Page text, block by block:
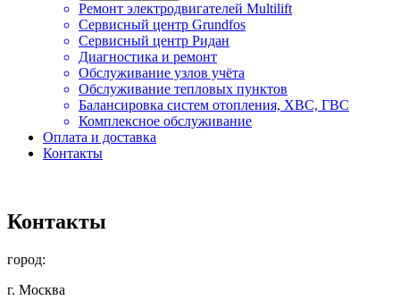
Ремонт электродвигателей Multilift
Сервисный центр Grundfos
Сервисный центр Ридан
Диагностика и ремонт
Обслуживание узлов учёта
Обслуживание тепловых пунктов
Балансировка систем отопления, ХВС, ГВС
Комплексное обслуживание
Оплата и доставка
Контакты
Контакты
город:
г. Москва